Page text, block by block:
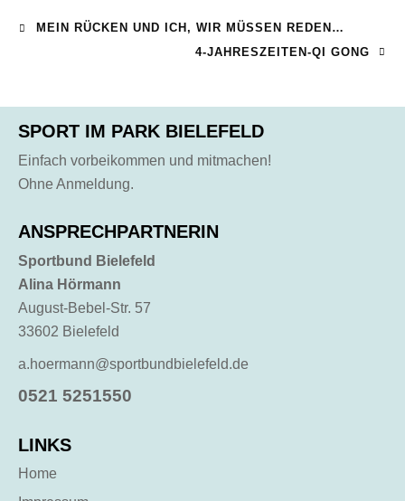
MEIN RÜCKEN UND ICH, WIR MÜSSEN REDEN…
4-JAHRESZEITEN-QI GONG
SPORT IM PARK BIELEFELD
Einfach vorbeikommen und mitmachen!
Ohne Anmeldung.
ANSPRECHPARTNERIN
Sportbund Bielefeld
Alina Hörmann
August-Bebel-Str. 57
33602 Bielefeld
a.hoermann@sportbundbielefeld.de
0521 5251550
LINKS
Home